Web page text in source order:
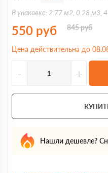
В упаковке: 2.77 м2, 0.28 м3,
550 руб 845руб
Цена действительна до
- +
Нашли дешевле?